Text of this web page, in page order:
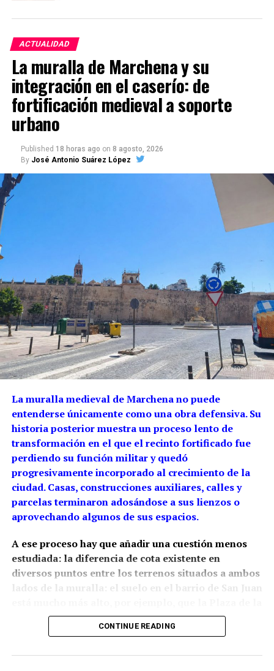
ACTUALIDAD
La muralla de Marchena y su
integración en el caserío: de
fortificación medieval a soporte
urbano
Published 18 horas ago on 8 agosto, 2026
By José Antonio Suárez López
La muralla medieval de Marchena no puede
entenderse únicamente como una obra defensiva. Su
historia posterior muestra un proceso lento de
transformación en el que el recinto fortificado fue
perdiendo su función militar y quedó
progresivamente incorporado al crecimiento de la
ciudad. Casas, construcciones auxiliares, calles y
parcelas terminaron adosándose a sus lienzos o
aprovechando algunos de sus espacios.
A ese proceso hay que añadir una cuestión menos
estudiada: la diferencia de cota existente en
diversos puntos entre los terrenos situados a ambos
lados de la muralla: el suelo en el barrio de San Juan
Constitución.La arqueología ha demostrado que
esta relación con el relieve estaba presente desde la
CONTINUE READING